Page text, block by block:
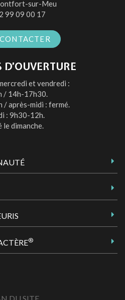
InstagramYoutube
sur-Meu
99 09 00 17
et vendredi :
/ 14h-17h30.
/ après-midi : fermé.
: 9h30-12h.
le dimanche.
®
DU SITE